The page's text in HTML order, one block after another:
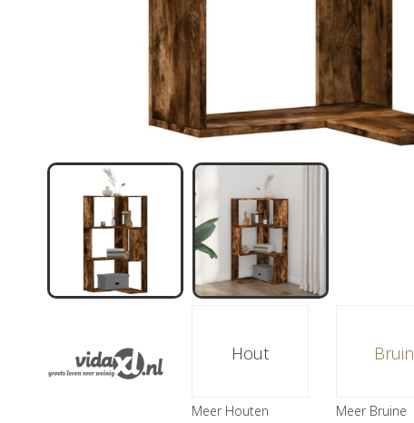
Hout
Meer Houten
Bruin
Meer Bruine